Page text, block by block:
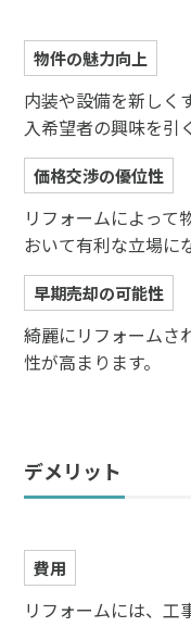
物件の魅力向上
内装や設備を新しく
入希望者の興味を引
価格交渉の優位性
リフォームによって
おいて有利な立場に
早期売却の可能性
綺麗にリフォームさ
性が高まります。
デメリット
費用
リフォームには、工